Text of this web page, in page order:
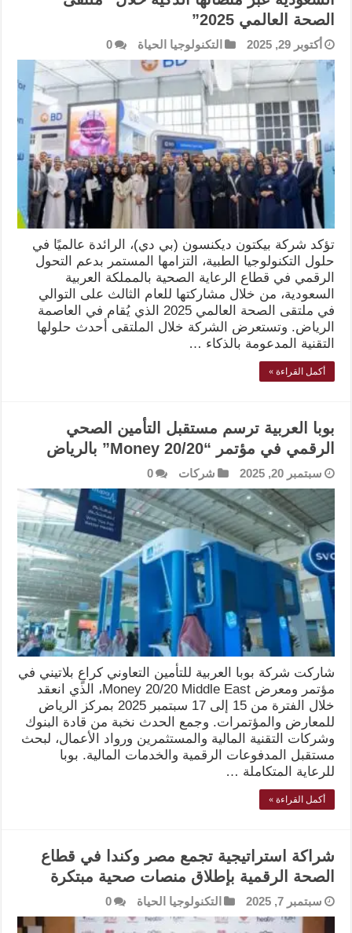
الصحة العالمي 2025”
أكتوبر 29, 2025 التكنولوجيا الحياة 0
تؤكد شركة بيكتون ديكنسون (بي دي)، الرائدة عالميًا في
حلول التكنولوجيا الطبية، التزامها المستمر بدعم التحول
الرقمي في قطاع الرعاية الصحية بالمملكة العربية
السعودية، من خلال مشاركتها للعام الثالث على التوالي
في ملتقى الصحة العالمي 2025 الذي يُقام في العاصمة
الرياض. وتستعرض الشركة خلال الملتقى أحدث حلولها
التقنية المدعومة بالذكاء …
أكمل القراءة »
بوبا العربية ترسم مستقبل التأمين الصحي
الرقمي في مؤتمر “Money 20/20” بالرياض
سبتمبر 20, 2025 شركات 0
شاركت شركة بوبا العربية للتأمين التعاوني كراعٍ بلاتيني في
مؤتمر ومعرض Money 20/20 Middle East، الذي انعقد
خلال الفترة من 15 إلى 17 سبتمبر 2025 بمركز الرياض
للمعارض والمؤتمرات. وجمع الحدث نخبة من قادة البنوك
وشركات التقنية المالية والمستثمرين ورواد الأعمال، لبحث
مستقبل المدفوعات الرقمية والخدمات المالية. بوبا
للرعاية المتكاملة …
أكمل القراءة »
شراكة استراتيجية تجمع مصر وكندا في قطاع
الصحة الرقمية بإطلاق منصات صحية مبتكرة
سبتمبر 7, 2025 التكنولوجيا الحياة 0